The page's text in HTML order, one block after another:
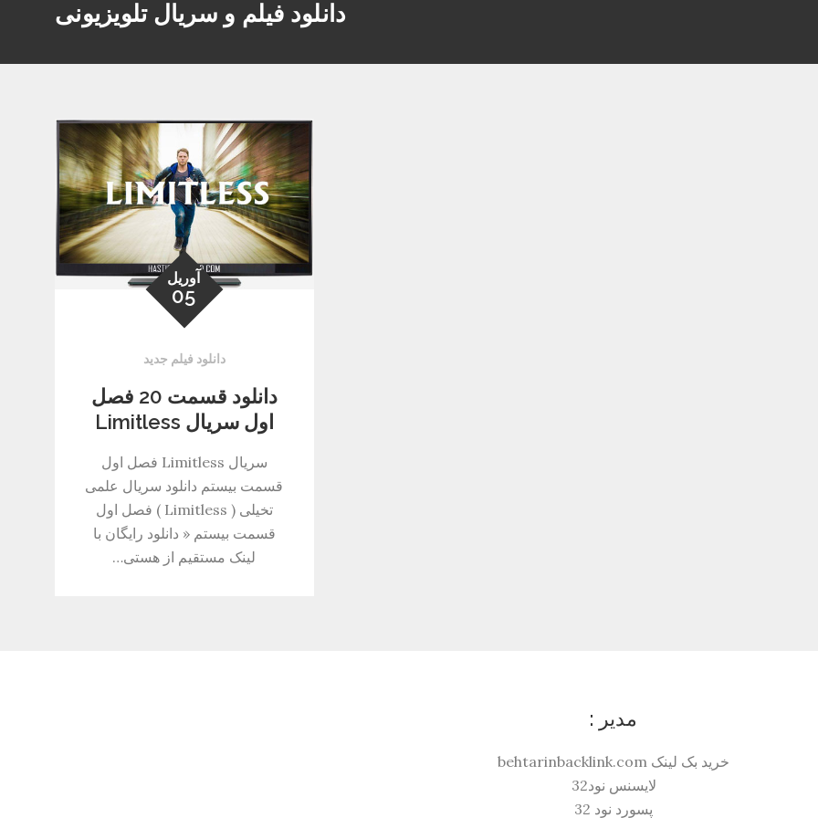
دانلود فیلم و سریال تلویزیونی
آوریل
05
دانلود فیلم جدید
دانلود قسمت 20 فصل
اول سریال Limitless
سریال Limitless فصل اول
قسمت بیستم دانلود سریال علمی
تخیلی ( Limitless ) فصل اول
قسمت بیستم « دانلود رایگان با
لینک مستقیم از هستی…
مدیر :
خرید بک لینک behtarinbacklink.com
لایسنس نود32
پسورد نود 32